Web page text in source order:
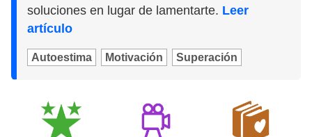
soluciones en lugar de lamentarte. Leer
artículo
Autoestima Motivación Superación